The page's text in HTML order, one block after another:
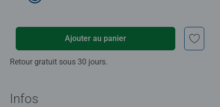
Ajouter au panier
Retour gratuit sous 30 jours.
Infos